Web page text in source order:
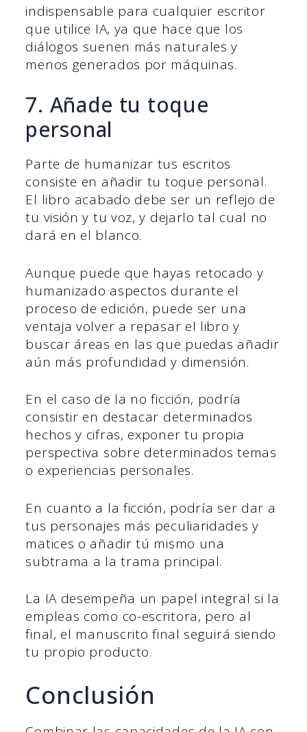
indispensable para cualquier escritor
que utilice IA, ya que hace que los
diálogos suenen más naturales y
menos generados por máquinas.
7. Añade tu toque
personal
Parte de humanizar tus escritos
consiste en añadir tu toque personal.
El libro acabado debe ser un reflejo de
tu visión y tu voz, y dejarlo tal cual no
dará en el blanco.
Aunque puede que hayas retocado y
humanizado aspectos durante el
proceso de edición, puede ser una
ventaja volver a repasar el libro y
buscar áreas en las que puedas añadir
aún más profundidad y dimensión.
En el caso de la no ficción, podría
consistir en destacar determinados
hechos y cifras, exponer tu propia
perspectiva sobre determinados temas
o experiencias personales.
En cuanto a la ficción, podría ser dar a
tus personajes más peculiaridades y
matices o añadir tú mismo una
subtrama a la trama principal.
La IA desempeña un papel integral si la
empleas como co-escritora, pero al
final, el manuscrito final seguirá siendo
tu propio producto.
Conclusión